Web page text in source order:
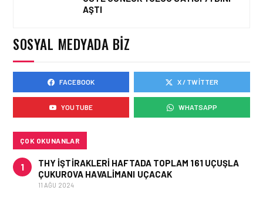
OLDU
KARGO • 06 TEM 2026
FLYDUBAI’DEN SABIHA
GÖKÇEN’E GÜNLÜK
UÇUŞLAR VE KARGO
AŞTI
SOSYAL MEDYADA BIZ
FACEBOOK X / TWITTER
YOUTUBE WHATSAPP
ÇOK OKUNANLAR
1
THY IŞTIRAKLERI HAFTADA TOPLAM 161 UÇUŞLA
ÇUKUROVA HAVALIMANI UÇACAK
11 AĞU 2024